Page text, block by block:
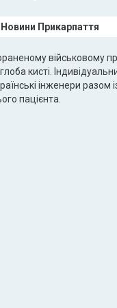
Новини Прикарпаття
військовому
кисті.
інженери разом
пацієнта.